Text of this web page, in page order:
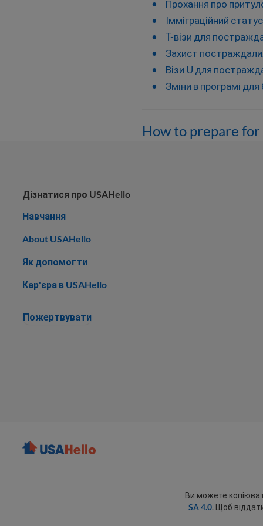
Прохання про
Імміграційний
T-візи для
Захист
Візи U для
Зміни в програмі
How to prepare for
Дізнатися про USAHello
Навчання
About USAHello
Як допомогти
Кар'єра в USAHello
Пожертвувати
Ви можете
SA 4.0. Щоб